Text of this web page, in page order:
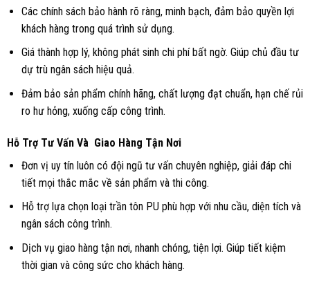
Các chính sách bảo hành rõ ràng, minh bạch, đảm bảo quyền lợi
khách hàng trong quá trình sử dụng.
Giá thành hợp lý, không phát sinh chi phí bất ngờ. Giúp chủ đầu tư
dự trù ngân sách hiệu quả.
Đảm bảo sản phẩm chính hãng, chất lượng đạt chuẩn, hạn chế rủi
ro hư hỏng, xuống cấp công trình.
Hỗ Trợ Tư Vấn Và Giao Hàng Tận Nơi
Đơn vị uy tín luôn có đội ngũ tư vấn chuyên nghiệp, giải đáp chi
tiết mọi thắc mắc về sản phẩm và thi công.
Hỗ trợ lựa chọn loại trần tôn PU phù hợp với nhu cầu, diện tích và
ngân sách công trình.
Dịch vụ giao hàng tận nơi, nhanh chóng, tiện lợi. Giúp tiết kiệm
thời gian và công sức cho khách hàng.